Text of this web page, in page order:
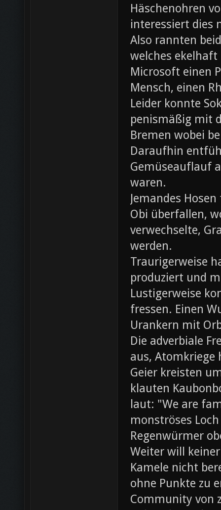
Häschenohren
interessiert dies
Also rannten
welches
Microsoft einen
Mensch, einen
Leider konnte
penismäßig mit
Bremen wobei
Daraufhin
Gemüseauflauf
waren.
Jemandes
Obi überfallen,
verwechselte,
werden.
Traurigerweise
produziert und
Lustigerweise
fressen. Einen
Urankern mit
Die adverbiale
aus,
Geier kreisten
klauten
laut: "We are
monströses
Regenwürmer
Weiter will
Kamele nicht
ohne Punkte zu
Community von